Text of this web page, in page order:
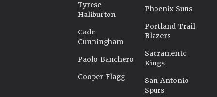
Tyrese
Haliburton
Cade
Cunningham
Paolo Banchero
Cooper Flagg
Phoenix Suns
Portland Trail
Blazers
Sacramento
Kings
San Antonio
Spurs